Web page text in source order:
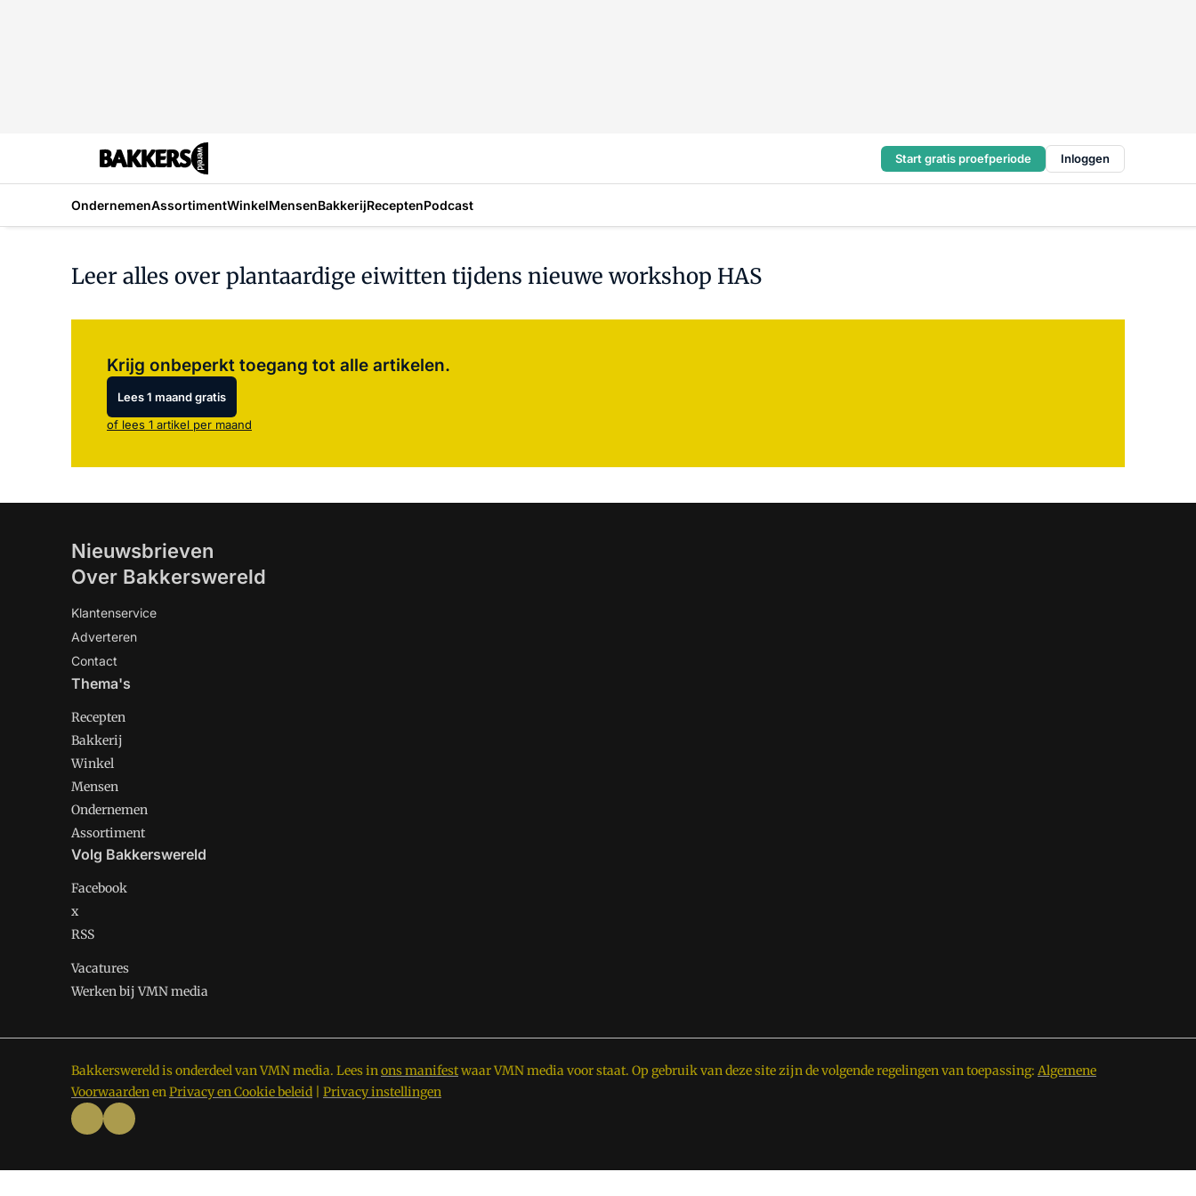
Start gratis proefperiode Inloggen
OndernemenAssortimentWinkelMensenBakkerijReceptenPodcast
Leer alles over plantaardige eiwitten tijdens nieuwe workshop HAS
Krijg onbeperkt toegang tot alle artikelen.
Lees 1 maand gratis
of lees 1 artikel per maand
Nieuwsbrieven
Over Bakkerswereld
Klantenservice
Adverteren
Contact
Thema's
Recepten
Bakkerij
Winkel
Mensen
Ondernemen
Assortiment
Volg Bakkerswereld
Facebook
x
RSS
Vacatures
Werken bij VMN media
Bakkerswereld is onderdeel van VMN media. Lees inons manifestwaar VMN media voor staat. Op gebruik van deze site zijn de volgende regelingen van toepassing: Algemene
VoorwaardenenPrivacy en Cookie beleid Privacy instellingen